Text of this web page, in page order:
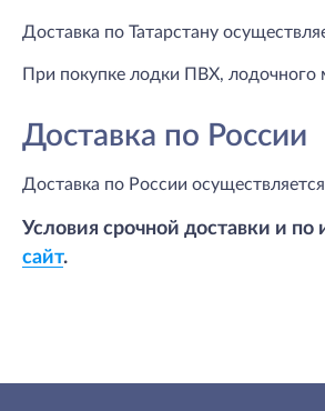
Доставка по Татарстану
При покупке лодки ПВХ, лодочного
Доставка по России
Доставка по России
Условия срочной доставки и
сайт.